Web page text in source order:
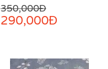
350,000Đ
290,000Đ